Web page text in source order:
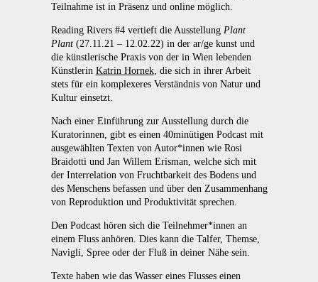
Teilnahme ist in Präsenz und online möglich.
Reading Rivers #4 vertieft die Ausstellung Plant
Plant(27.11.21 – 12.02.22) in der ar/ge kunst und
die künstlerische Praxis von der in Wien lebenden
Künstlerin Katrin Hornek, die sich in ihrer Arbeit
stets für ein komplexeres Verständnis von Natur und
Kultur einsetzt.
Nach einer Einführung zur Ausstellung durch die
Kuratorinnen, gibt es einen 40minütigen Podcast mit
ausgewählten Texten von Autor*innen wie Rosi
Braidotti und Jan Willem Erisman, welche sich mit
der Interrelation von Fruchtbarkeit des Bodens und
des Menschens befassen und über den Zusammenhang
von Reproduktion und Produktivität sprechen.
Den Podcast hören sich die Teilnehmer*innen an
einem Fluss anhören. Dies kann die Talfer, Themse,
Navigli, Spree oder der Fluß in deiner Nähe sein.
Texte haben wie das Wasser eines Flusses einen